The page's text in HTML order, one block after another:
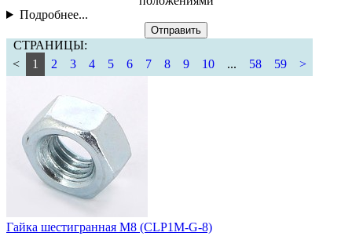
Подробнее...
Отправить
СТРАНИЦЫ:
<
1 2 3 4 5 6 7 8 9 10 ... 58 59 >
Гайка шестигранная М8 (CLP1M-G-8)